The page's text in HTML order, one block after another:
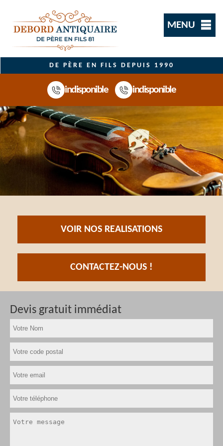
MENU
DE PÈRE EN FILS DEPUIS 1990
indisponible indisponible
VOIR NOS REALISATIONS
CONTACTEZ-NOUS !
Devis gratuit immédiat